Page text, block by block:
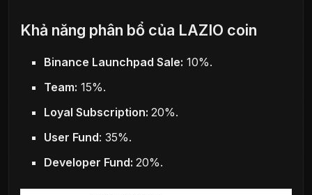
Khả năng phân bổ của LAZIO coin
Binance Launchpad Sale: 10%.
Team: 15%.
Loyal Subscription:20%.
User Fund: 35%.
Developer Fund:20%.